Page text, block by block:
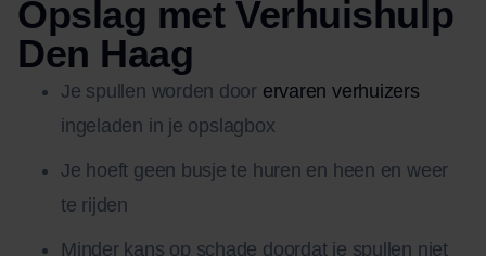
Opslag met Verhuishulp
Den Haag
Je spullen worden door ervaren verhuizers
ingeladen in je opslagbox
Je hoeft geen busje te huren en heen en weer
te rijden
Minder kans op schade doordat je spullen niet